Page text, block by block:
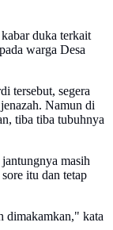
duka terkait
warga Desa
tersebut, segera
Namun di
tiba tiba tubuhnya
masih
itu dan tetap
dimakamkan," kata